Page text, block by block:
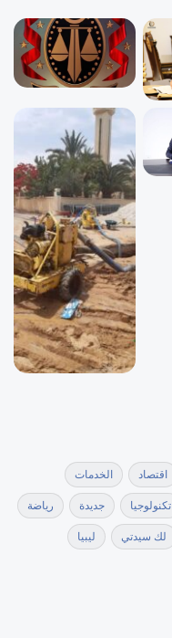
اقتصاد الخدمات
تكنولوجيا جديدة رياضة
لك سيدتي ليبيا